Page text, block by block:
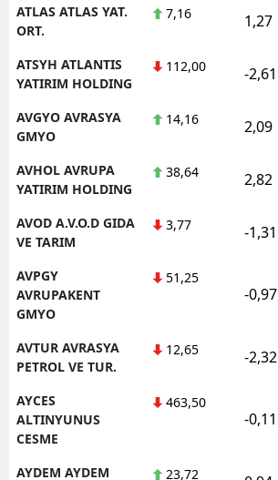
ATLAS ATLAS YAT.
ORT.
7,16 1,27
ATSYH ATLANTIS
YATIRIM HOLDING
112,00 -2,61
AVGYO AVRASYA
GMYO
14,16 2,09
AVHOL AVRUPA
YATIRIM HOLDING
38,64 2,82
AVOD A.V.O.D GIDA
VE TARIM
3,77 -1,31
AVPGY
AVRUPAKENT
GMYO
51,25
-0,97
AVTUR AVRASYA
PETROL VE TUR.
12,65 -2,32
AYCES
ALTINYUNUS
CESME
463,50
-0,11
AYDEM AYDEM 23,72